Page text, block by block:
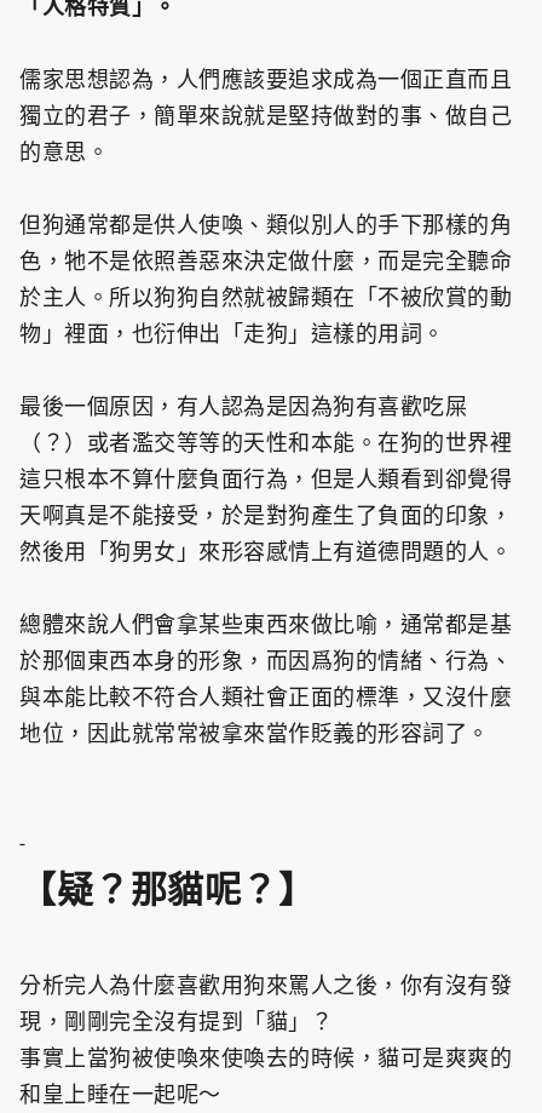
「人格特質」。
儒家思想認為，人們應該要追求成為一個正直而且
獨立的君子，簡單來說就是堅持做對的事、做自己
的意思。
但狗通常都是供人使喚、類似別人的手下那樣的角
色，牠不是依照善惡來決定做什麼，而是完全聽命
於主人。所以狗狗自然就被歸類在「不被欣賞的動
物」裡面，也衍伸出「走狗」這樣的用詞。
最後一個原因，有人認為是因為狗有喜歡吃屎
（？）或者濫交等等的天性和本能。在狗的世界裡
這只根本不算什麼負面行為，但是人類看到卻覺得
天啊真是不能接受，於是對狗產生了負面的印象，
然後用「狗男女」來形容感情上有道德問題的人。
總體來說人們會拿某些東西來做比喻，通常都是基
於那個東西本身的形象，而因爲狗的情緒、行為、
與本能比較不符合人類社會正面的標準，又沒什麼
地位，因此就常常被拿來當作貶義的形容詞了。
-
【疑？那貓呢？】
分析完人為什麼喜歡用狗來罵人之後，你有沒有發
現，剛剛完全沒有提到「貓」？
事實上當狗被使喚來使喚去的時候，貓可是爽爽的
和皇上睡在一起呢～